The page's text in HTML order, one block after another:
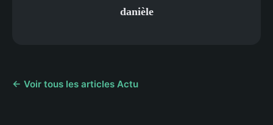
danièle
← Voir tous les articles Actu